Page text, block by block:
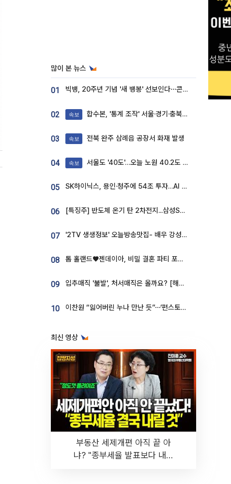
많이 본 뉴스
01 빅뱅, 20주년 기념 '새 뱅봉' 선보인다⋯콘서트 앞두고 팝업 개최
02 속보 합수본, '통계 조작' 서울·경기·충북 선관위 등 추가 압수수색
03 속보 전북 완주 삼례읍 공장서 화재 발생
04 속보 서울도 '40도'…오늘 노원 40.2도 기록
05 SK하이닉스, 용인·청주에 54조 투자…AI 메모리 생산기지 키운다
06 [특징주] 반도체 온기 탄 2차전지...삼성SDI, 장 초반 7% 넘게 껑충
07 '2TV 생생정보' 오늘방송맛집- 배우 강성진 단골! 쌀국수ㆍ푸팟퐁 커리 맛집 '블○○○'
08 톰 홀랜드♥젠데이아, 비밀 결혼 파티 포착⋯호텔 대관비만 9억
09 입추매직 '불발', 처서매직은 올까요? [해시태그]
10 이찬원 “잃어버린 누나 만난 듯”⋯‘편스토랑’서 매력 폭발
최신 영상
부동산 세제개편 아직 끝 아
냐? "종부세율 발표보다 내릴